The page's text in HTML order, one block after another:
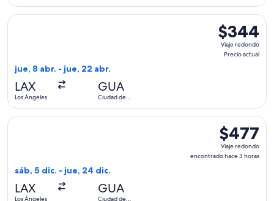
$344
Viaje
redondo,
$344
Viaje redondo
Precio actual
jue, 8 abr. - jue, 22 abr.
LAX
Los Ángeles
GUA
Ciudad de
Seleccionar vuelo de Volaris Costa Rica, con salida el jue,
$477
Viaje
redondo,
$477
Viaje redondo
encontrado hace 3 horas
sáb, 5 dic. - jue, 24 dic.
LAX
Los Ángeles
GUA
Ciudad de
Seleccionar vuelo de Frontier Airlines, con salida el sáb, 5